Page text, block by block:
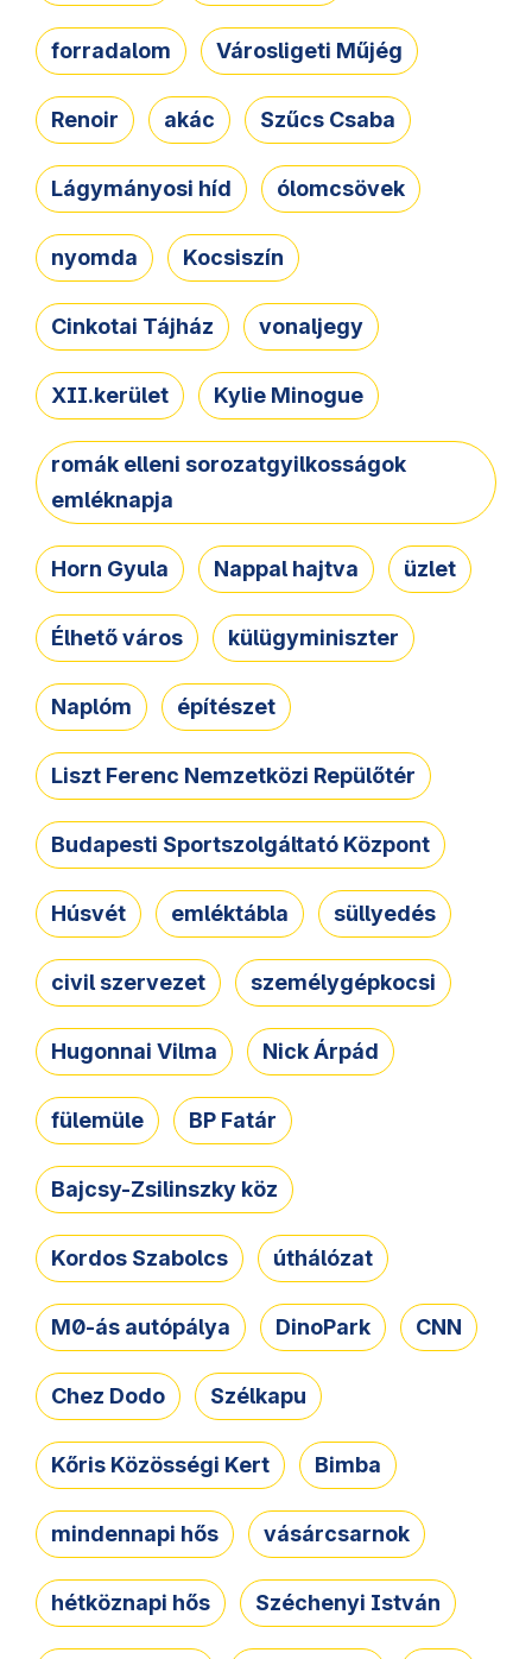
forradalom Városligeti Műjég
Renoir akác Szűcs Csaba
Lágymányosi híd ólomcsövek
nyomda Kocsiszín
Cinkotai Tájház vonaljegy
XII.kerület Kylie Minogue
romák elleni sorozatgyilkosságok
emléknapja
Horn Gyula Nappal hajtva üzlet
Élhető város külügyminiszter
Naplóm építészet
Liszt Ferenc Nemzetközi Repülőtér
Budapesti Sportszolgáltató Központ
Húsvét emléktábla süllyedés
civil szervezet személygépkocsi
Hugonnai Vilma Nick Árpád
fülemüle BP Fatár
Bajcsy-Zsilinszky köz
Kordos Szabolcs úthálózat
M0-ás autópálya DinoPark CNN
Chez Dodo Szélkapu
Kőris Közösségi Kert Bimba
mindennapi hős vásárcsarnok
hétköznapi hős Széchenyi István